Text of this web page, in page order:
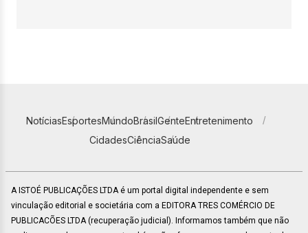
NotíciasEsportesMundoBrasilGenteEntretenimento
CidadesCiênciaSaúde
A ISTOÉ PUBLICAÇÕES LTDA é um portal digital independente e sem
vinculação editorial e societária com a EDITORA TRES COMÉRCIO DE
PUBLICACÕES LTDA (recuperação judicial). Informamos também que não